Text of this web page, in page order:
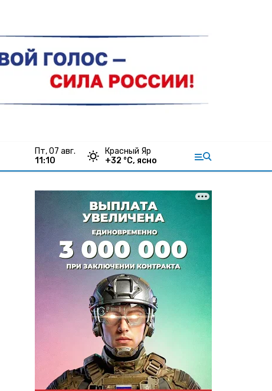
пт, 07 авг.
11:10
Красный Яр
+32 °С, ясно